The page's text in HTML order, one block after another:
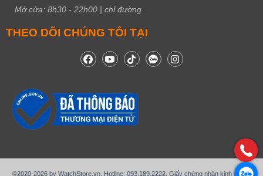
Mở cửa: 8h30 - 22h00 | chỉ đường
THEO DÕI CHÚNG TÔI TẠI
©2020-2026 by WatchStore.vn. Hotline: 093.189.2222. Giấy chứng nhận kinh doanh